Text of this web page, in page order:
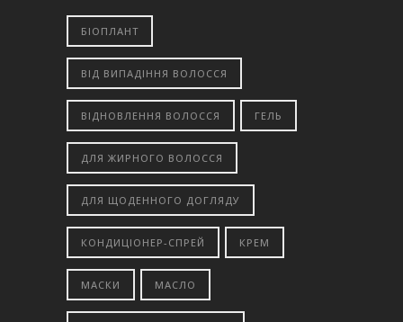
БІОПЛАНТ
ВІД ВИПАДІННЯ ВОЛОССЯ
ВІДНОВЛЕННЯ ВОЛОССЯ ГЕЛЬ
ДЛЯ ЖИРНОГО ВОЛОССЯ
ДЛЯ ЩОДЕННОГО ДОГЛЯДУ
КОНДИЦІОНЕР-СПРЕЙ КРЕМ
МАСКИ МАСЛО